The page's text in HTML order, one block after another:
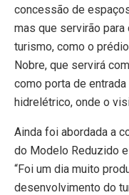
concessão de
mas que servirão
turismo, como o
Nobre, que servirá
como porta de
hidrelétrico, onde o
Ainda foi abordada a
do Modelo Reduzido e
“Foi um dia muito
desenvolvimento do